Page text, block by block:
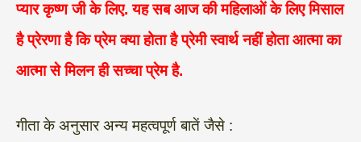
प्यार कृष्ण जी के लिए. यह सब आज की महिलाओं के लिए मिसाल
है प्रेरणा है कि प्रेम क्या होता है प्रेमी स्वार्थ नहीं होता आत्मा का
आत्मा से मिलन ही सच्चा प्रेम है.
गीता के अनुसार अन्य महत्वपूर्ण बातें जैसे :